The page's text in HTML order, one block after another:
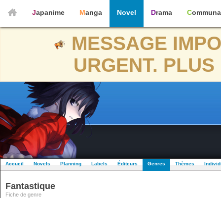
Japanime Manga Novel Drama
MESSAGE
URGENT.
Accueil Novels Planning Labels Éditeurs Genres Thèmes
Fantastique
Fiche de genre